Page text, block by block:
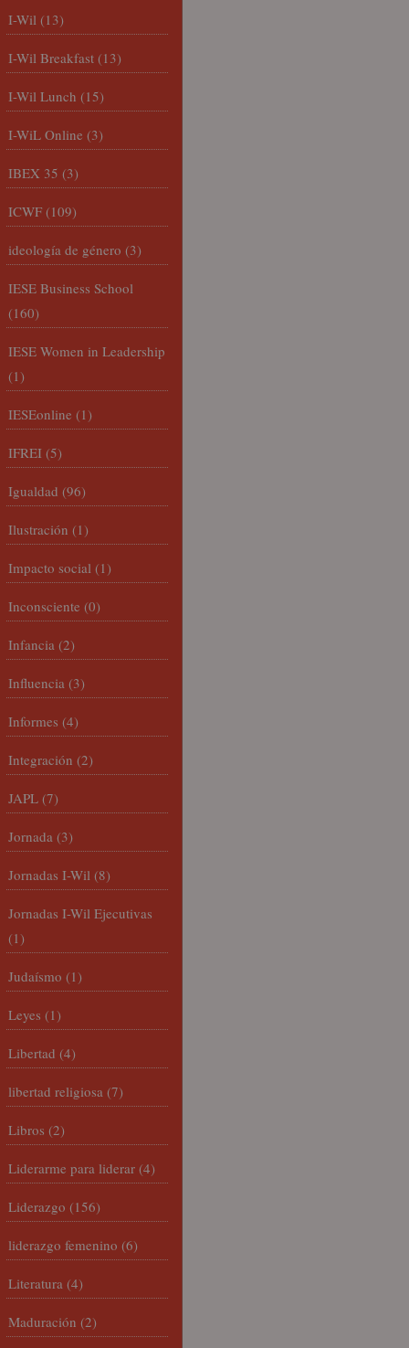
I-Wil (13)
I-Wil Breakfast (13)
I-Wil Lunch (15)
I-WiL Online (3)
IBEX 35 (3)
ICWF (109)
ideología de género (3)
IESE Business School
(160)
IESE Women in Leadership
(1)
IESEonline (1)
IFREI (5)
Igualdad (96)
Ilustración (1)
Impacto social (1)
Inconsciente (0)
Infancia (2)
Influencia (3)
Informes (4)
Integración (2)
JAPL (7)
Jornada (3)
Jornadas I-Wil (8)
Jornadas I-Wil Ejecutivas
(1)
Judaísmo (1)
Leyes (1)
Libertad (4)
libertad religiosa (7)
Libros (2)
Liderarme para liderar (4)
Liderazgo (156)
liderazgo femenino (6)
Literatura (4)
Maduración (2)